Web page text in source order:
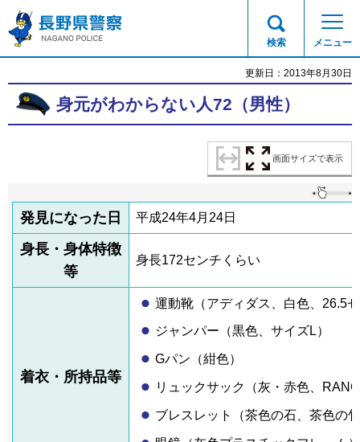
長野県警察
検索 メニュー
更新日：2013年8月30日
身元がわからない人72（男性）
画面サイズで表示
発見になった日 平成24年4月24日
身長・身体特徴
等
身長172センチくらい
着衣・所持品等
運動靴（アディダス、白色、26.5
ジャンパー（黒色、サイズL）
Gパン（紺色）
リュックサック（灰・赤色、
ブレスレット（茶色の石、茶色の